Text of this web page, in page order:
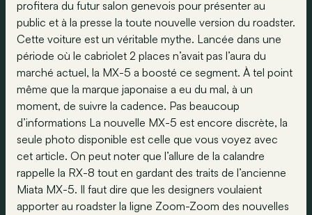
profitera du futur salon genevois pour présenter au
public et à la presse la toute nouvelle version du roadster.
Cette voiture est un véritable mythe. Lancée dans une
période où le cabriolet 2 places n’avait pas l’aura du
marché actuel, la MX-5 a boosté ce segment. À tel point
même que la marque japonaise a eu du mal, à un
moment, de suivre la cadence. Pas beaucoup
d’informations La nouvelle MX-5 est encore discrète, la
seule photo disponible est celle que vous voyez avec
cet article. On peut noter que l’allure de la calandre
rappelle la RX-8 tout en gardant des traits de l’ancienne
Miata MX-5. Il faut dire que les designers voulaient
apporter au roadster la ligne Zoom-Zoom des nouvelles